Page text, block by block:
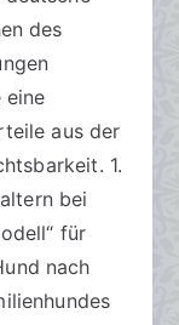
des
aus der
1.
bei
für
nach